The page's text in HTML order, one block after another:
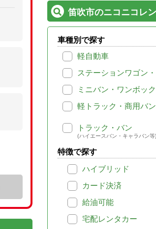
笛吹市のニコニコレ
車種別で探す
軽自動車
ステーションワゴン
ミニバン・ワンボッ
軽トラック・商用バン
トラック・バン
(ハイエースバン・キャラバン等)
特徴で探す
ハイブリッド
カード決済
給油可能
宅配レンタカー